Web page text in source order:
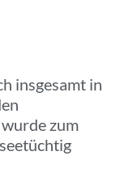
insgesamt in
zum